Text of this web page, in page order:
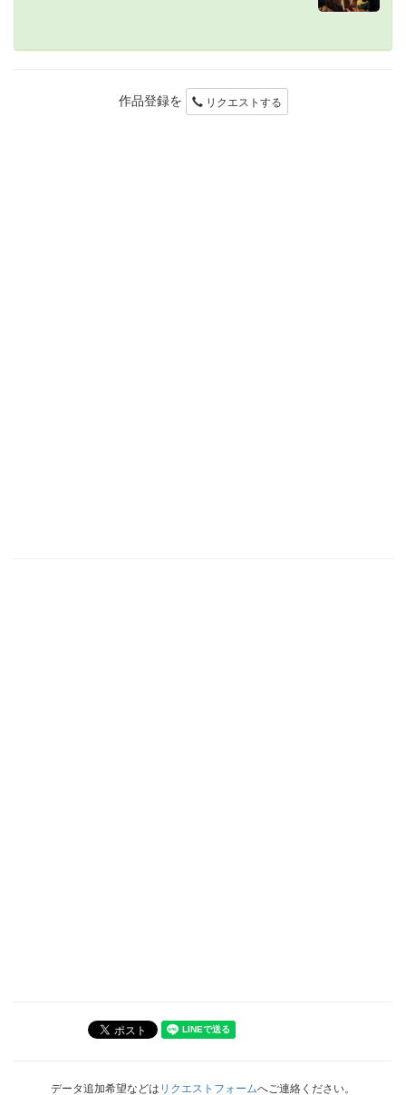
作品登録を リクエストする
データ追加希望などはリクエストフォームへご連絡ください。